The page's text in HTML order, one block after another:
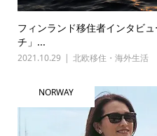
フィンランド移住者インタビ
チ」...
2021.10.29 北欧移住・海外生活
NORWAY